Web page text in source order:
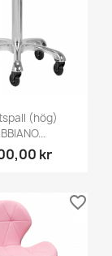
(hög)
kr
favorite_border